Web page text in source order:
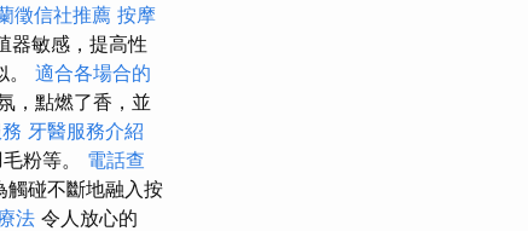
徵信社推薦 按摩
器敏感，提高性
適合各場合的
，點燃了香，並
牙醫服務介紹
粉等。 電話查
觸碰不斷地融入按
法 令人放心的